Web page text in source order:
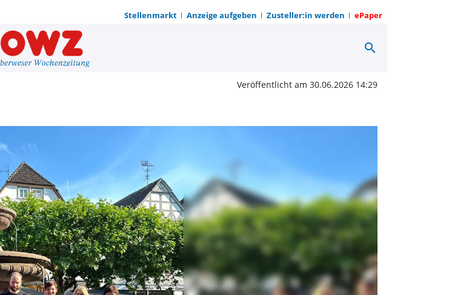
Stellenmarkt Anzeige aufgeben Zusteller:in werden ePaper
Sommerfest der Kulturen | OWZ
search
Veröffentlicht am 30.06.2026 14:29